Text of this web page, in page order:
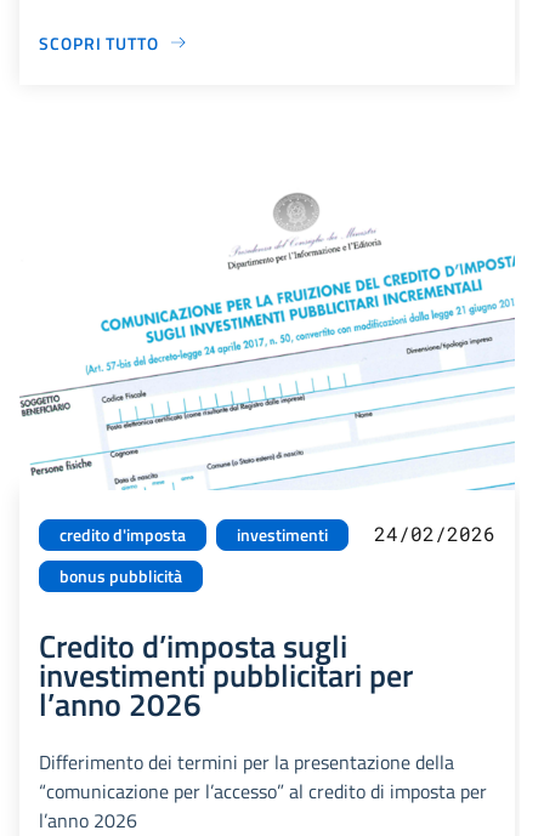
SCOPRI TUTTO
credito d'imposta
investimenti
bonus pubblicità
24/02/2026
Credito d’imposta sugli
investimenti pubblicitari per
l’anno 2026
Differimento dei termini per la presentazione della
“comunicazione per l’accesso” al credito di imposta per
l’anno 2026